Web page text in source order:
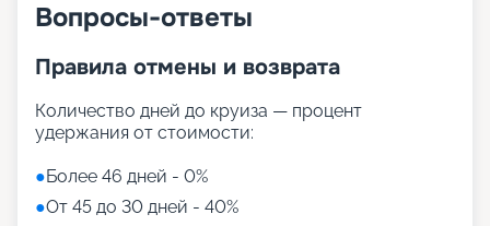
Вопросы-ответы
Правила отмены и возврата
Количество дней до круиза — процент
удержания от стоимости:
●Более 46 дней - 0%
●От 45 до 30 дней - 40%